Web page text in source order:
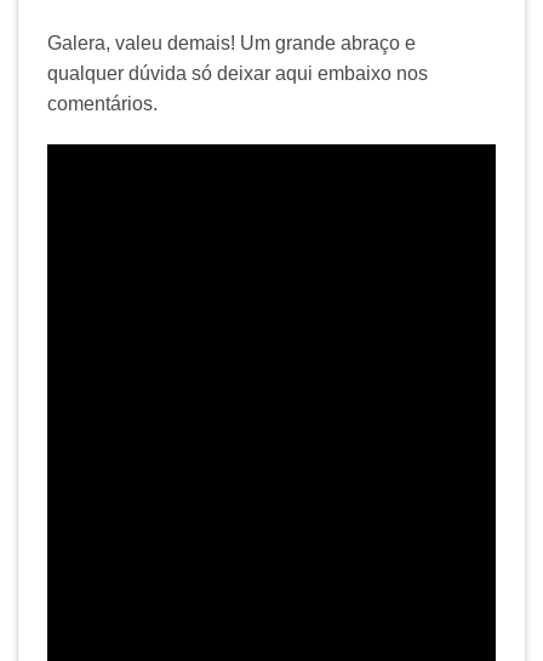
Galera, valeu demais! Um grande abraço e
qualquer dúvida só deixar aqui embaixo nos
comentários.